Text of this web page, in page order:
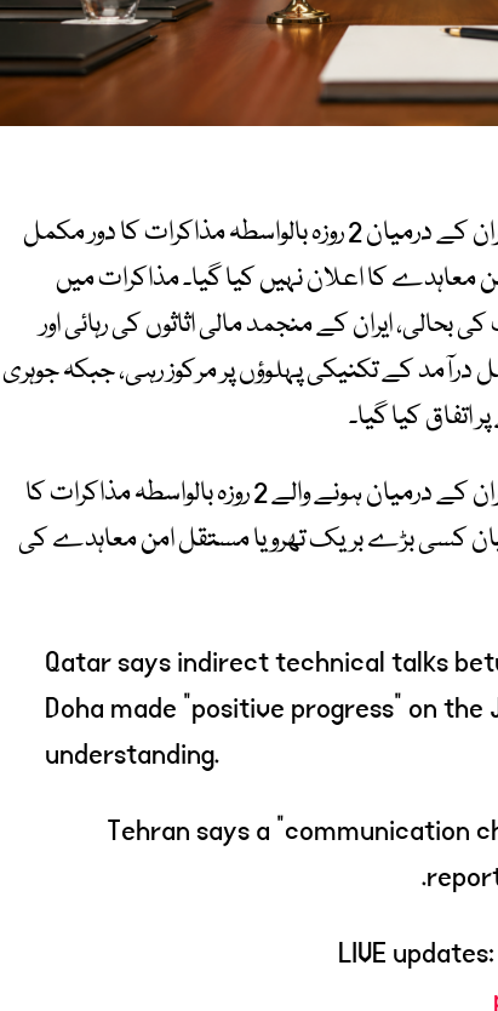
قطر کے دارالحکومت دوحہ میں امریکا اور ایران کے درمیان 2 روزہ بالواسطہ مذاکرات کا دور مکمل
معاہدے کا اعلان نہیں کیا گیا۔ مذاکرات میں
بحالی، ایران کے منجمد مالی اثاثوں کی رہائی اور
کے تکنیکی پہلوؤں پر مرکوز رہی، جبکہ جوہری
اتفاق کیا گیا۔
قطر کے دارالحکومت دوحہ میں امریکا اور ایران کے درمیان ہونے والے 2 روزہ بالواسطہ مذاکرات کا
کسی بڑے بریک تھرو یا مستقل امن معاہدے کی
Qatar says indirect technical talks
Doha made "positive progress" on the
understanding.
Tehran says a "communication